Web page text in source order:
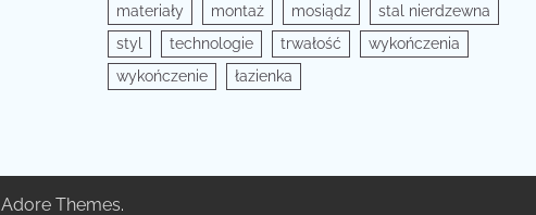
materiały
montaż mosiądz
stal nierdzewna
styl
technologie trwałość
wykończenia
wykończenie
łazienka
Adore Themes.